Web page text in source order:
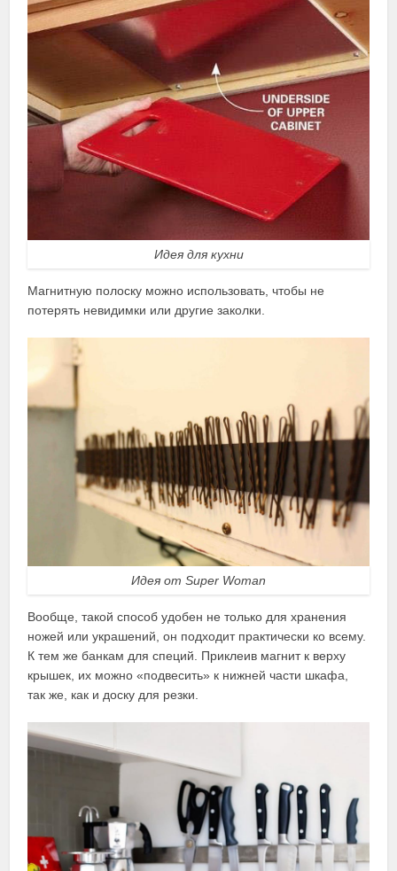
Идея для кухни
Магнитную полоску можно использовать, чтобы не
потерять невидимки или другие заколки.
Идея от Super Woman
Вообще, такой способ удобен не только для хранения
ножей или украшений, он подходит практически ко всему.
К тем же банкам для специй. Приклеив магнит к верху
крышек, их можно «подвесить» к нижней части шкафа,
так же, как и доску для резки.